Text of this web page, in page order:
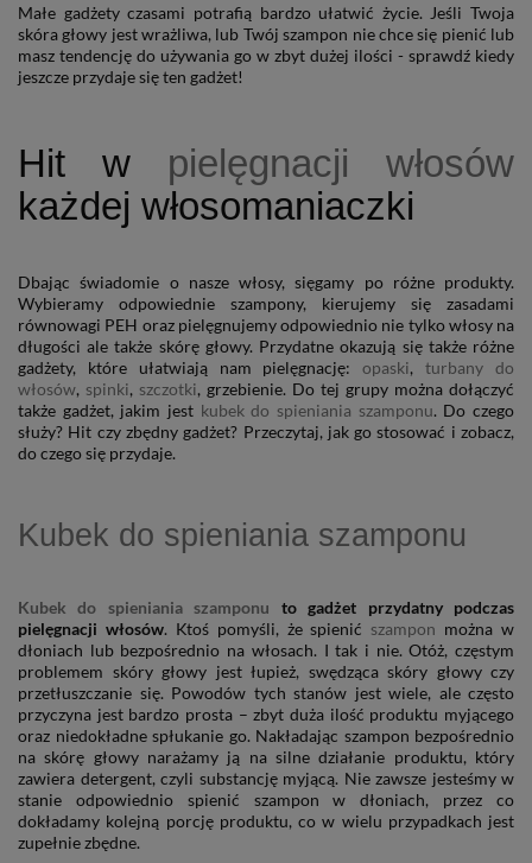
Małe gadżety czasami potrafią bardzo ułatwić życie. Jeśli Twoja
skóra głowy jest wrażliwa, lub Twój szampon nie chce się pienić lub
masz tendencję do używania go w zbyt dużej ilości - sprawdź kiedy
jeszcze przydaje się ten gadżet!
Hit w pielęgnacji włosów
każdej włosomaniaczki
Dbając świadomie o nasze włosy, sięgamy po różne produkty.
Wybieramy odpowiednie szampony, kierujemy się zasadami
równowagi PEH oraz pielęgnujemy odpowiednio nie tylko włosy na
długości ale także skórę głowy. Przydatne okazują się także różne
gadżety, które ułatwiają nam pielęgnację:opaski,turbany do
włosów, spinki, szczotki, grzebienie. Do tej grupy można dołączyć
także gadżet, jakim jest kubek do spieniania szamponu. Do czego
służy? Hit czy zbędny gadżet? Przeczytaj, jak go stosować i zobacz,
do czego się przydaje.
Kubek do spieniania szamponu
Kubek do spieniania szamponu to gadżet przydatny podczas
pielęgnacji włosów. Ktoś pomyśli, że spienić szampon można w
dłoniach lub bezpośrednio na włosach. I tak i nie. Otóż, częstym
problemem skóry głowy jest łupież, swędząca skóry głowy czy
przetłuszczanie się. Powodów tych stanów jest wiele, ale często
przyczyna jest bardzo prosta – zbyt duża ilość produktu myjącego
oraz niedokładne spłukanie go. Nakładając szampon bezpośrednio
na skórę głowy narażamy ją na silne działanie produktu, który
zawiera detergent, czyli substancję myjącą. Nie zawsze jesteśmy w
stanie odpowiednio spienić szampon w dłoniach, przez co
dokładamy kolejną porcję produktu, co w wielu przypadkach jest
zupełnie zbędne.